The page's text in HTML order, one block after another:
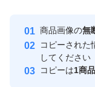
安心取引出品者
取引実績
商品画像の無
コピーされた
してください
コピーは1商